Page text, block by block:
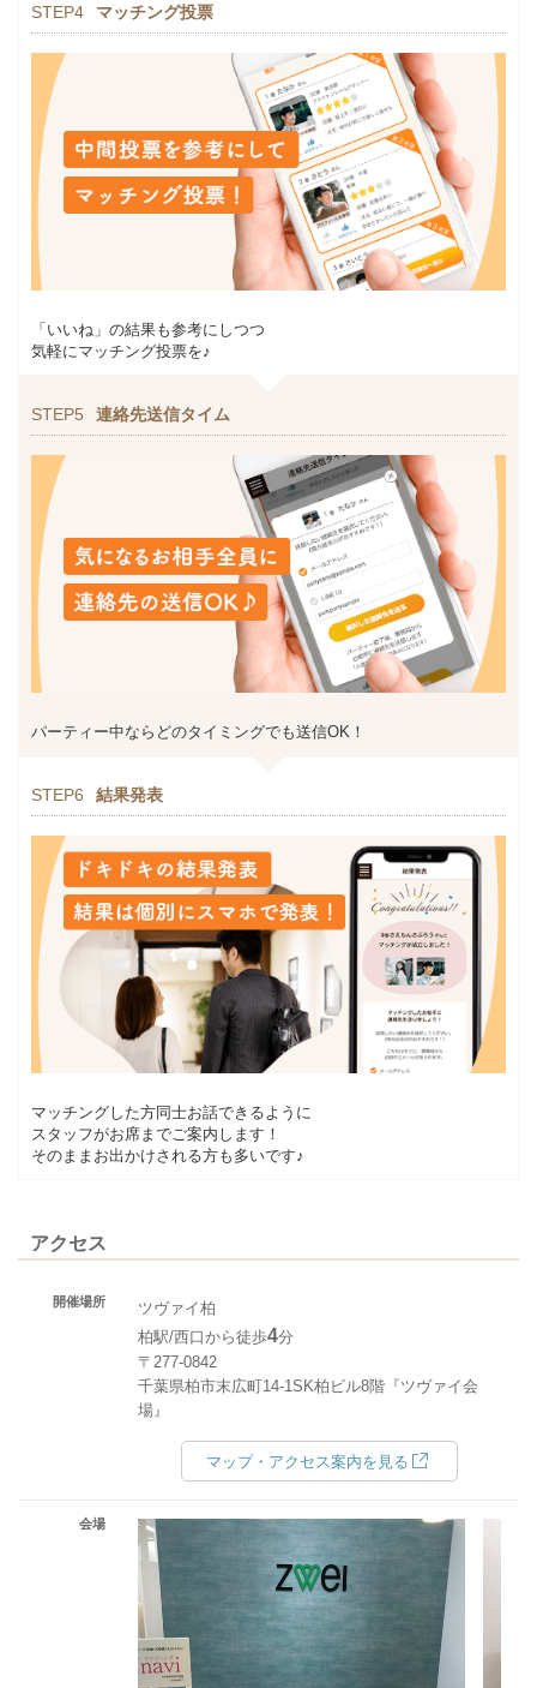
STEP4 マッチング投票
「いいね」の結果も参考にしつつ
気軽にマッチング投票を♪
STEP5 連絡先送信タイム
パーティー中ならどのタイミングでも送信OK！
STEP6 結果発表
マッチングした方同士お話できるように
スタッフがお席までご案内します！
そのままお出かけされる方も多いです♪
アクセス
開催場所
ツヴァイ柏
柏駅/西口から徒歩4分
〒277-0842
千葉県柏市末広町14-1SK柏ビル8階『ツヴァイ会
場』
マップ・アクセス案内を見る
会場